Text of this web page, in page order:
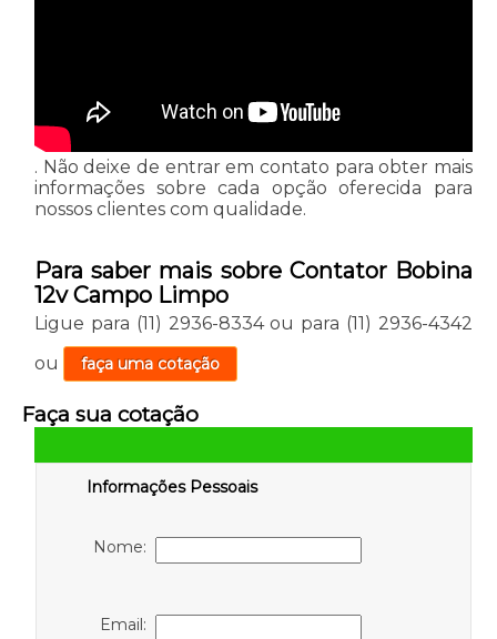
. Não deixe de entrar em contato para obter mais
informações sobre cada opção oferecida para
nossos clientes com qualidade.
Para saber mais sobre Contator Bobina
12v Campo Limpo
Ligue para (11) 2936-8334ou para (11) 2936-4342
ou
faça uma cotação
Faça sua cotação
Informações Pessoais
Nome:
Email: